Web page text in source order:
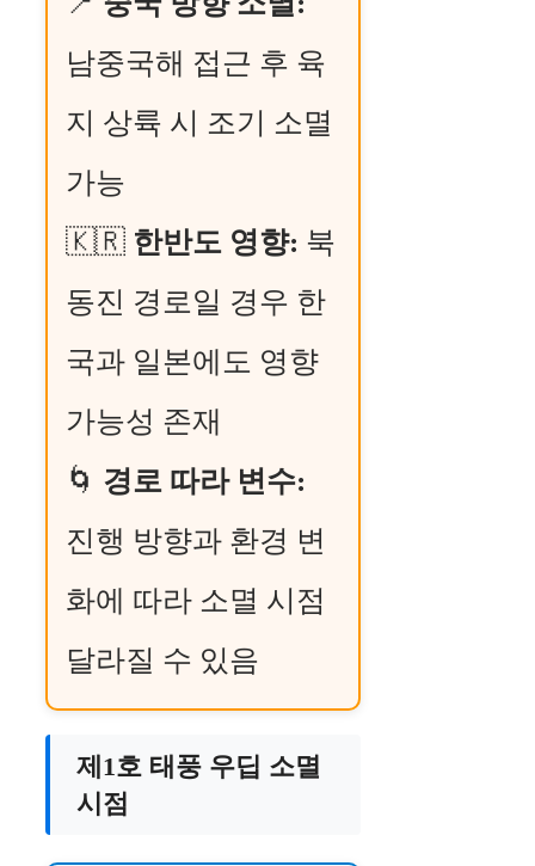
남중국해 접근 후 육
지 상륙 시 조기 소멸
가능
🇰🇷 한반도 영향: 북
동진 경로일 경우 한
국과 일본에도 영향
가능성 존재
🌀 경로 따라 변수:
진행 방향과 환경 변
화에 따라 소멸 시점
달라질 수 있음
제1호 태풍 우딥 소멸
시점